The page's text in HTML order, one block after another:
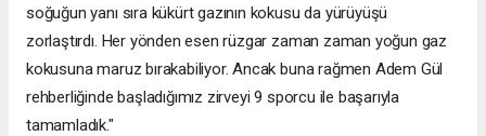
soğuğun yanı sıra kükürt gazının kokusu da yürüyüşü
zorlaştırdı. Her yönden esen rüzgar zaman zaman yoğun gaz
kokusuna maruz bırakabiliyor. Ancak buna rağmen Adem Gül
rehberliğinde başladığımız zirveyi 9 sporcu ile başarıyla
tamamladık."